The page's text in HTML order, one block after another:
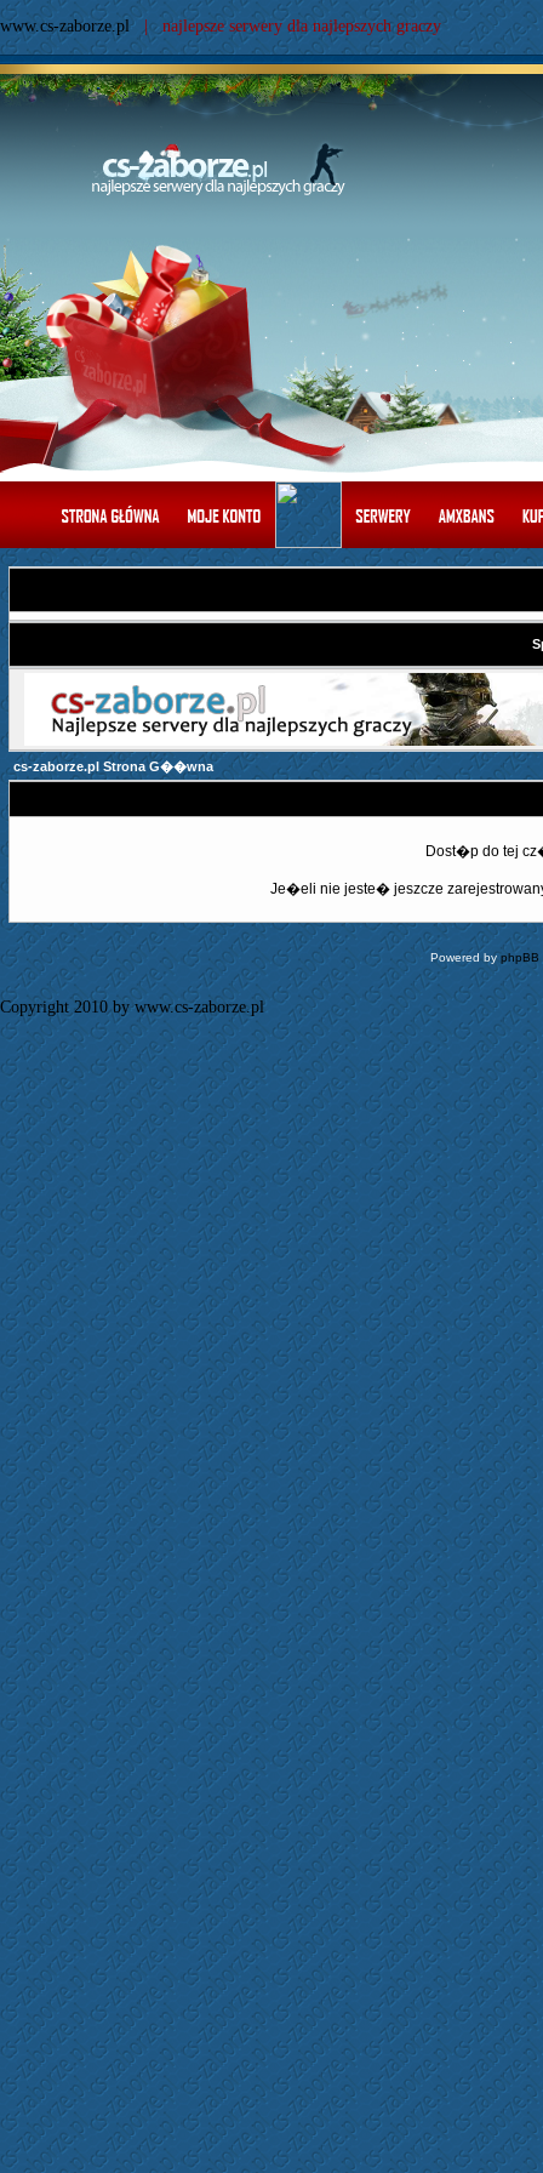
www.cs-zaborze.pl| najlepsze serwery dla najlepszych graczy
cs-zaborze.pl Strona G��wna
Dost�p do tej
Je�eli nie jeste� jeszcze
Powered byphpBB
Copyright 2010 by www.cs-zaborze.pl